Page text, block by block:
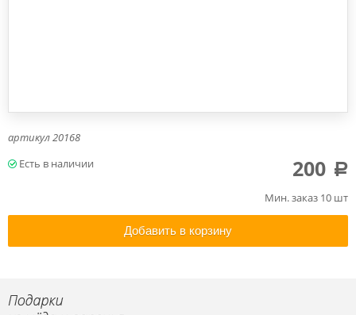
артикул20168
Мин. заказ 10 шт
200 a
Добавить в корзину